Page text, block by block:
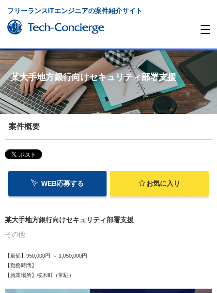
フリーランスITエンジニアの案件紹介サイト
某大手地方銀行向けセキュリティ部署支援
案件概要
WEB応募する お気に入り
某大手地方銀行向けセキュリティ部署支援
その他
【単価】950,000円 ～ 1,050,000円
【勤務時間】
【就業場所】桜木町（常駐）